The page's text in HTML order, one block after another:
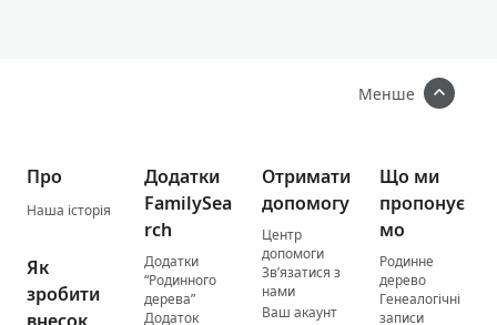
Менше
Про
Наша історія
Як
зробити
Додатки
FamilySea
rch
Додатки
“Родинного
дерева”
Додаток
Отримати
допомогу
Центр
допомоги
Зв’язатися з
нами
Ваш акаунт
Що ми
пропонує
мо
Родинне
дерево
Генеалогічні
записи